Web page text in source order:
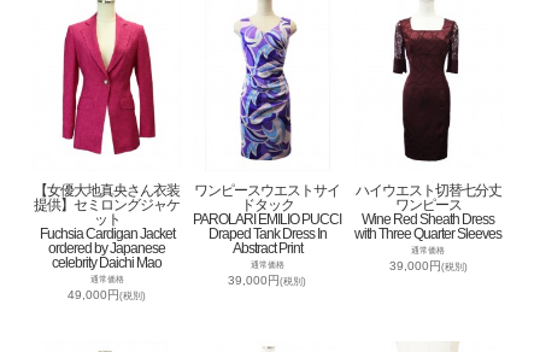
【女優大地真央さん衣装
提供】セミロングジャケ
ット
Fuchsia Cardigan Jacket
ordered by Japanese
celebrity Daichi Mao
通常価格
49,000円(税別)
ワンピースウエストサイ
ドタック
PAROLARI EMILIO PUCCI
Draped Tank Dress In
Abstract Print
通常価格
39,000円(税別)
ハイウエスト切替七分丈
ワンピース
Wine Red Sheath Dress
with Three Quarter Sleeves
通常価格
39,000円(税別)